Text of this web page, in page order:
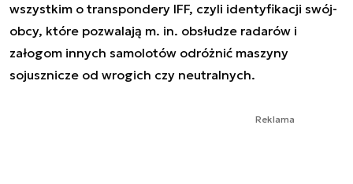
wszystkim o transpondery IFF, czyli identyfikacji swój-
obcy, które pozwalają m. in. obsłudze radarów i
załogom innych samolotów odróżnić maszyny
sojusznicze od wrogich czy neutralnych.
Reklama